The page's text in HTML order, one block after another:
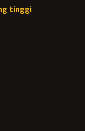
tinggi